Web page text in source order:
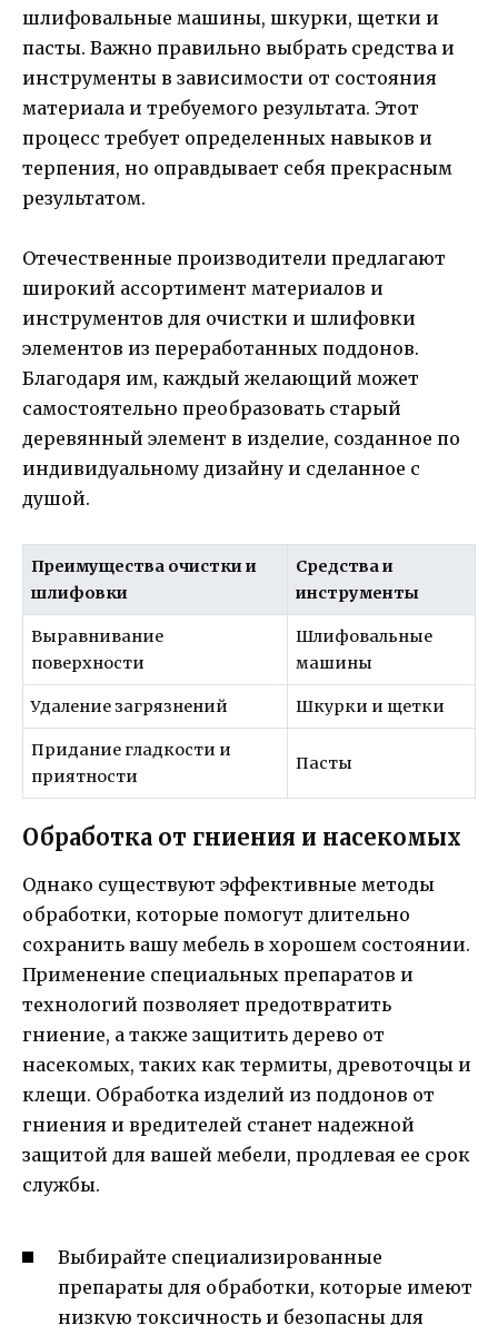
шлифовальные машины, шкурки, щетки и
пасты. Важно правильно выбрать средства и
инструменты в зависимости от состояния
материала и требуемого результата. Этот
процесс требует определенных навыков и
терпения, но оправдывает себя прекрасным
результатом.
Отечественные производители предлагают
широкий ассортимент материалов и
инструментов для очистки и шлифовки
элементов из переработанных поддонов.
Благодаря им, каждый желающий может
самостоятельно преобразовать старый
деревянный элемент в изделие, созданное по
индивидуальному дизайну и сделанное с
душой.
Преимущества очистки и
шлифовки
Средства и
инструменты
Выравнивание
поверхности
Шлифовальные
машины
Удаление загрязнений Шкурки и щетки
Придание гладкости и
приятности
Пасты
Обработка от гниения и насекомых
Однако существуют эффективные методы
обработки, которые помогут длительно
сохранить вашу мебель в хорошем состоянии.
Применение специальных препаратов и
технологий позволяет предотвратить
гниение, а также защитить дерево от
насекомых, таких как термиты, древоточцы и
клещи. Обработка изделий из поддонов от
гниения и вредителей станет надежной
защитой для вашей мебели, продлевая ее срок
службы.
Выбирайте специализированные
препараты для обработки, которые имеют
низкую токсичность и безопасны для